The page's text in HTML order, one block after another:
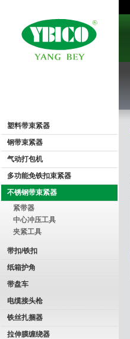
塑料带束紧器
钢带束紧器
气动打包机
多功能免铁扣束紧器
不锈钢带束紧器
紧带器
中心冲压工具
夹紧工具
带扣/铁扣
纸箱护角
带盘车
电缆接头枪
铁丝扎捆器
拉伸膜缠绕器